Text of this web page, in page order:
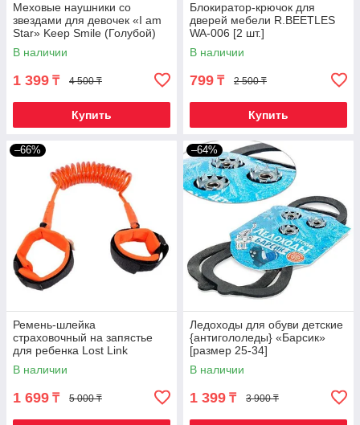
Меховые наушники со
звездами для девочек «I am
Star» Keep Smile (Голубой)
В наличии
1 399 ₸ 4 500 ₸
Купить
Блокиратор-крючок для
дверей мебели R.BEETLES
WA-006 [2 шт.]
В наличии
799 ₸ 2 500 ₸
Купить
–66%
Ремень-шлейка
страховочный на запястье
для ребенка Lost Link
(Оранжевый / 1,5 метра)
В наличии
1 699 ₸ 5 000 ₸
–64%
Ледоходы для обуви детские
{антигололеды} «Барсик»
[размер 25-34]
В наличии
1 399 ₸ 3 900 ₸